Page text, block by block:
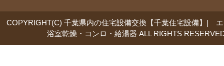
COPYRIGHT(C) 千葉県内の住宅設備交換【千葉住宅設備】|
浴室乾燥・コンロ・給湯器 ALL RIGHTS